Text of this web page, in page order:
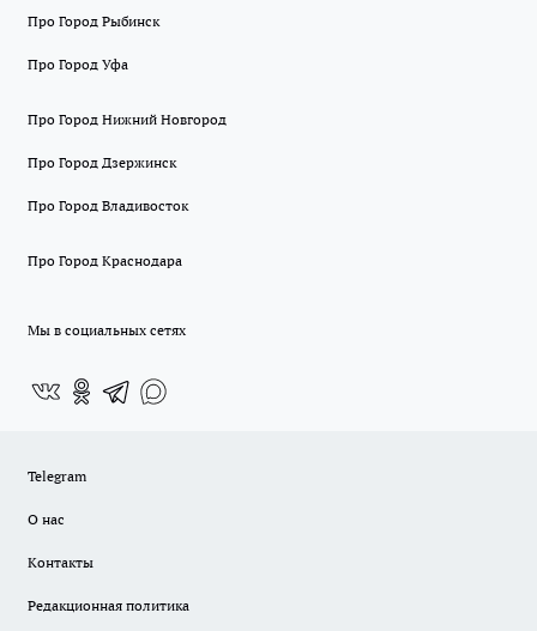
Про Город Рыбинск
Про Город Уфа
Про Город Нижний Новгород
Про Город Дзержинск
Про Город Владивосток
Про Город Краснодара
Мы в социальных сетях
Telegram
О нас
Контакты
Редакционная политика